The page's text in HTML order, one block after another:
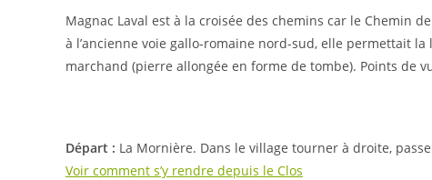
Magnac Laval est à la croisée des chemins car le Chemin
à l’ancienne voie gallo-romaine nord-sud, elle permettait
marchand (pierre allongée en forme de tombe). Points de
Départ : La Mornière. Dans le village tourner à droite,
Voir comment s’y rendre depuis le Clos